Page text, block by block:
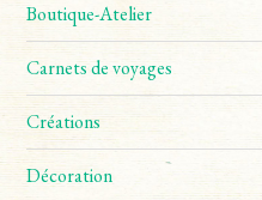
Boutique-Atelier
Carnets de voyages
Créations
Décoration